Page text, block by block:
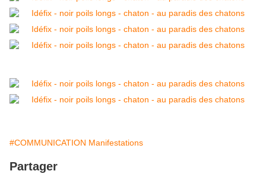
#COMMUNICATION Manifestations
Partager